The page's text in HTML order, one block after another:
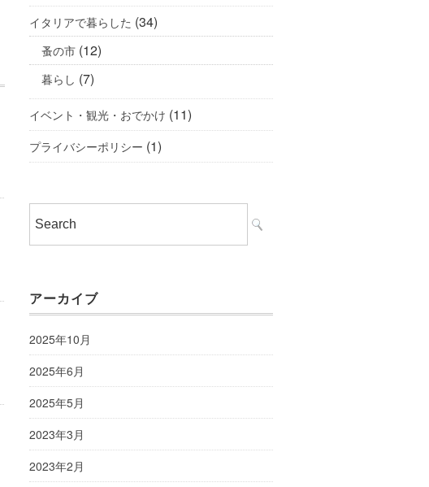
イタリアで暮らした (34)
蚤の市 (12)
暮らし (7)
イベント・観光・おでかけ (11)
プライバシーポリシー (1)
アーカイブ
2025年10月
2025年6月
2025年5月
2023年3月
2023年2月